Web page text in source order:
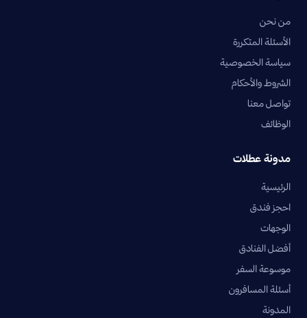
من نحن
الأسئلة المتكررة
سياسة الخصوصية
الشروط والأحكام
تواصل معنا
الوظائف
مدونة عطلات
الرئيسية
احجز فندق
الوجهات
أفضل الفنادق
موسوعة السفر
أسئلة المسافرون
المدونة